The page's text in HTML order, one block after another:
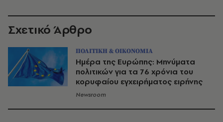
Σχετικό Άρθρο
ΠΟΛΙΤΙΚΗ & ΟΙΚΟΝΟΜΙΑ
Ημέρα της Ευρώπης: Μηνύματα
πολιτικών για τα 76 χρόνια του
κορυφαίου εγχειρήματος ειρήνης
Newsroom